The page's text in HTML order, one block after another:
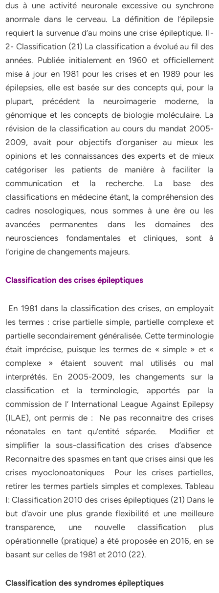
dus à une activité neuronale excessive ou synchrone
anormale dans le cerveau. La définition de l’épilepsie
requiert la survenue d’au moins une crise épileptique. II-
2- Classification (21) La classification a évolué au fil des
années. Publiée initialement en 1960 et officiellement
mise à jour en 1981 pour les crises et en 1989 pour les
épilepsies, elle est basée sur des concepts qui, pour la
plupart, précédent la neuroimagerie moderne, la
génomique et les concepts de biologie moléculaire. La
révision de la classification au cours du mandat 2005-
2009, avait pour objectifs d’organiser au mieux les
opinions et les connaissances des experts et de mieux
catégoriser les patients de manière à faciliter la
communication et la recherche. La base des
classifications en médecine étant, la compréhension des
cadres nosologiques, nous sommes à une ère ou les
avancées permanentes dans les domaines des
neurosciences fondamentales et cliniques, sont à
l’origine de changements majeurs.
Classification des crises épileptiques
En 1981 dans la classification des crises, on employait
les termes : crise partielle simple, partielle complexe et
partielle secondairement généralisée. Cette terminologie
était imprécise, puisque les termes de « simple » et «
complexe » étaient souvent mal utilisés ou mal
interprétés. En 2005-2009, les changements sur la
classification et la terminologie, apportés par la
commission de l’ International League Against Epilepsy
(ILAE), ont permis de : Ne pas reconnaitre des crises
néonatales en tant qu’entité séparée. Modifier et
simplifier la sous-classification des crises d’absence
Reconnaitre des spasmes en tant que crises ainsi que les
crises myoclonoatoniques Pour les crises partielles,
retirer les termes partiels simples et complexes. Tableau
I: Classification 2010 des crises épileptiques (21) Dans le
but d’avoir une plus grande flexibilité et une meilleure
transparence, une nouvelle classification plus
opérationnelle (pratique) a été proposée en 2016, en se
basant sur celles de 1981 et 2010 (22).
Classification des syndromes épileptiques